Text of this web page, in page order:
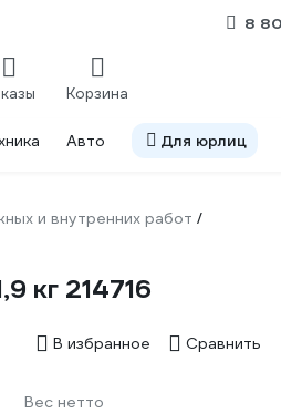
8
Корзина
Авто Для юрлиц
и внутренних работ /
кг 214716
В избранное Сравнить
Вес нетто